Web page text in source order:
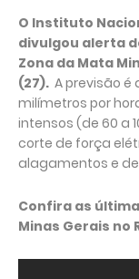
O Instituto
divulgou alerta
Zona da Mata
(27). A previsão é
milímetros por
intensos (de 60 a
corte de força
alagamentos e
Confira as
Minas Gerais no